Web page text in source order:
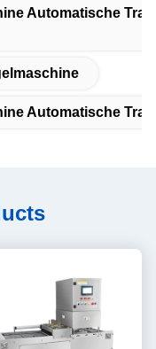
Automatische
Automatische